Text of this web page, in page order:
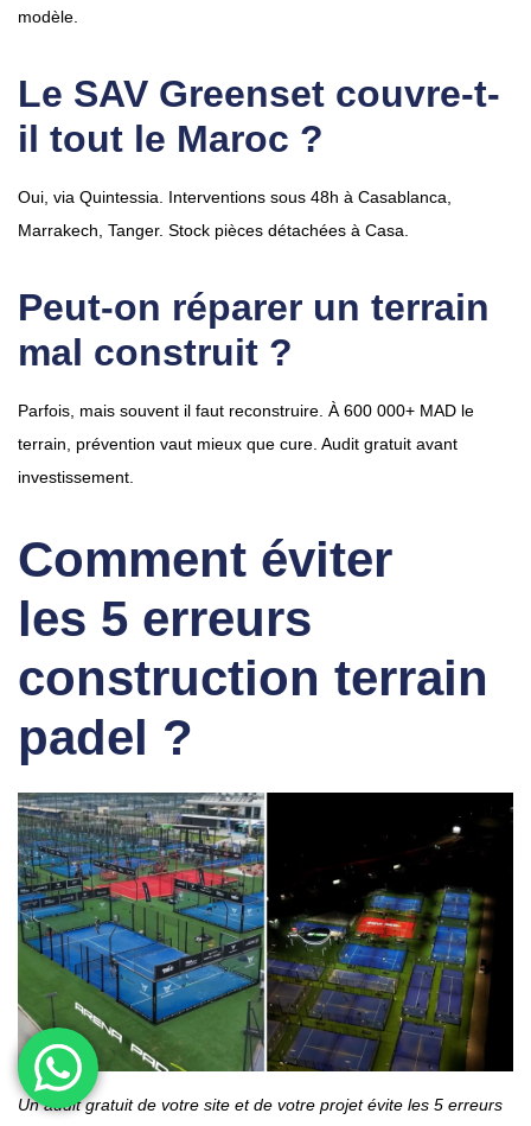
modèle.
Le SAV Greenset couvre-t-
il tout le Maroc ?
Oui, via Quintessia. Interventions sous 48h à Casablanca,
Marrakech, Tanger. Stock pièces détachées à Casa.
Peut-on réparer un terrain
mal construit ?
Parfois, mais souvent il faut reconstruire. À 600 000+ MAD le
terrain, prévention vaut mieux que cure. Audit gratuit avant
investissement.
Comment éviter
les 5 erreurs
construction terrain
padel ?
Un audit gratuit de votre site et de votre projet évite les 5 erreurs